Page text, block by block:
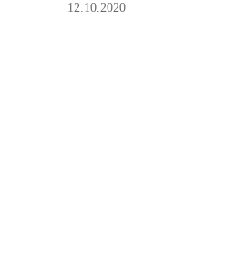
12.10.2020